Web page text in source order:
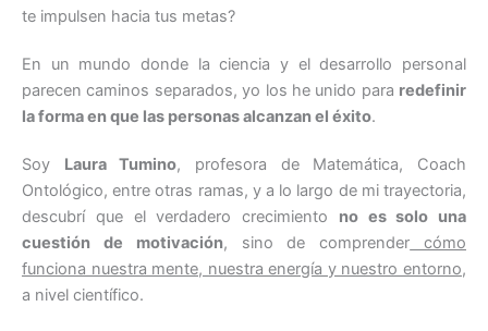
te impulsen hacia tus metas?
En un mundo donde la ciencia y el desarrollo personal
parecen caminos separados, yo los he unido para redefinir
la forma en que las personas alcanzan el éxito.
Soy Laura Tumino, profesora de Matemática, Coach
Ontológico, entre otras ramas, y a lo largo de mi trayectoria,
descubrí que el verdadero crecimiento no es solo una
cuestión de motivación, sino de comprender cómo
funciona nuestra mente, nuestra energía y nuestro entorno,
a nivel científico.